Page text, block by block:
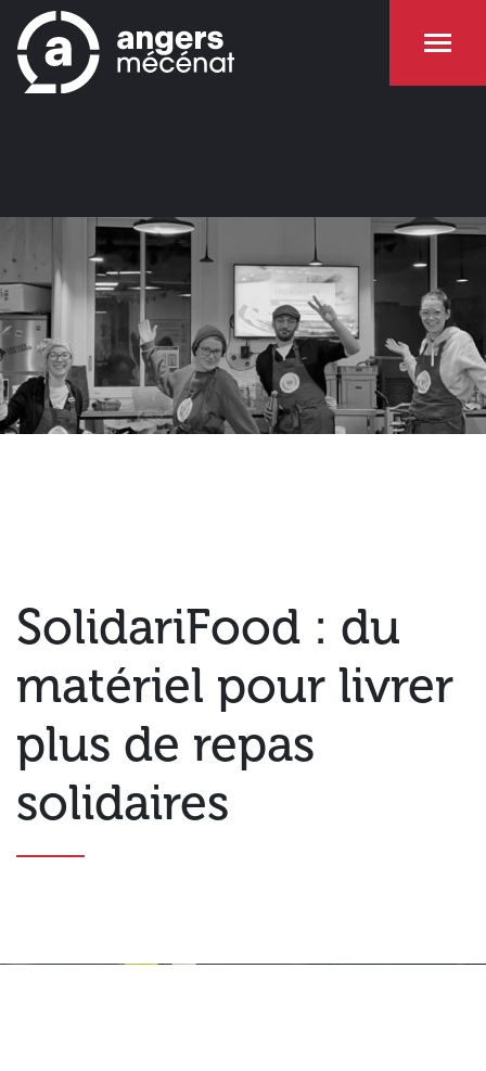
SolidariFood : du
matériel pour livrer
plus de repas
solidaires